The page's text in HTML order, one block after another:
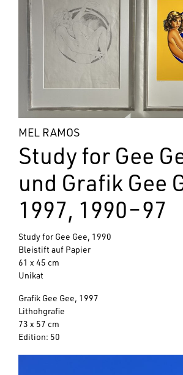
MEL RAMOS
Study for Gee
und Grafik Gee
1997, 1990–97
Study for Gee Gee, 1990
Bleistift auf Papier
61 x 45 cm
Unikat
Grafik Gee Gee, 1997
Lithohgrafie
73 x 57 cm
Edition: 50